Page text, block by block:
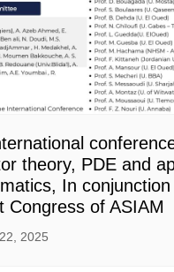
theory, PDE and
In conjunction
Congress of ASIAM
2025